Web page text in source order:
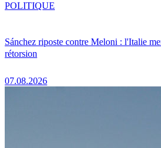
Sánchez riposte contre Meloni : l'Italie
rétorsion
07.08.2026
POLITIQUE